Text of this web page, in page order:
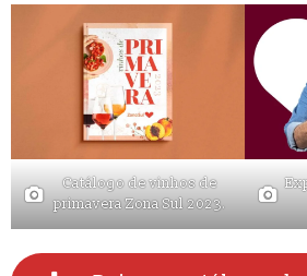
Catálogo de vinhos de
primavera Zona Sul 2023.